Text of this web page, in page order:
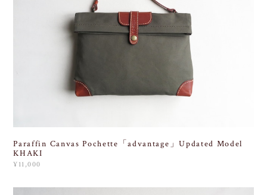
Paraffin Canvas Pochette「advantage」Updated Model
KHAKI
¥11,000